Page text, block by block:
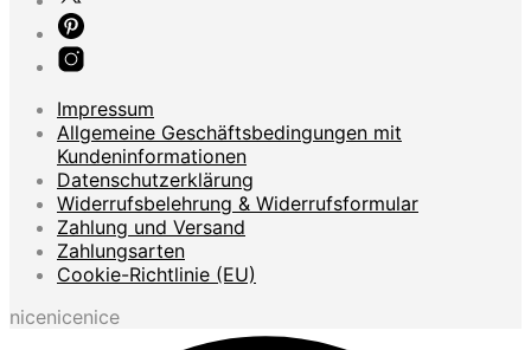
Impressum
Allgemeine Geschäftsbedingungen mit
Kundeninformationen
Datenschutzerklärung
Widerrufsbelehrung & Widerrufsformular
Zahlung und Versand
Zahlungsarten
Cookie-Richtlinie (EU)
nicenicenice